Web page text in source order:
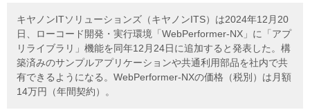
キヤノンITソリューションズ（キヤノンITS）は2024年12月20
日、ローコード開発・実行環境「WebPerformer-NX」に「アプ
リライブラリ」機能を同年12月24日に追加すると発表した。構
築済みのサンプルアプリケーションや共通利用部品を社内で共
有できるようになる。WebPerformer-NXの価格（税別）は月額
14万円（年間契約）。